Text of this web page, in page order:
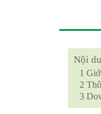
Nội
1
2
3